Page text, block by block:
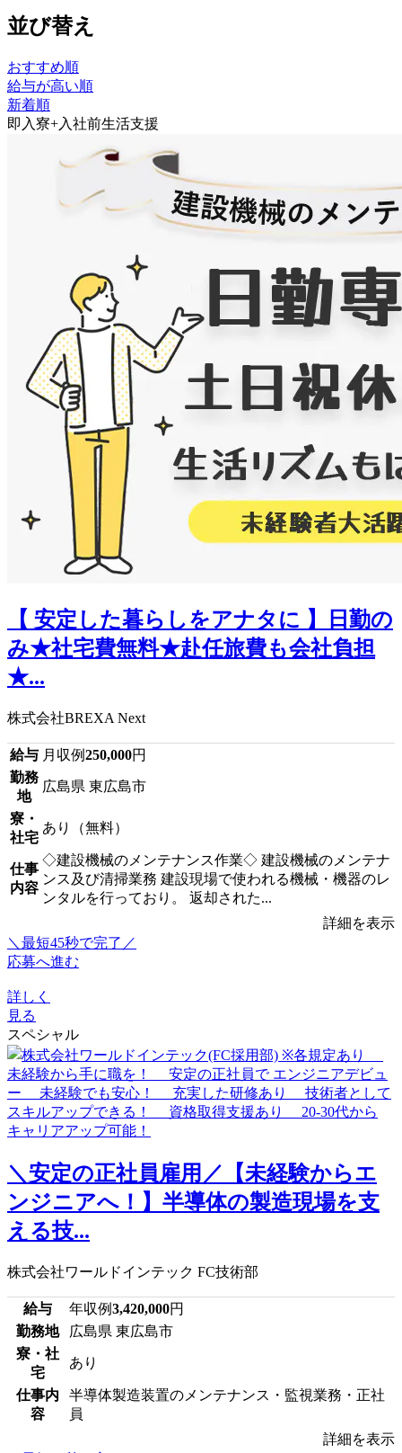
並び替え
おすすめ順
給与が高い順
新着順
即入寮+入社前生活支援
【 安定した暮らしをアナタに 】日勤の
み★社宅費無料★赴任旅費も会社負担
★...
株式会社BREXA Next
給与 月収例250,000円
勤務
地
広島県 東広島市
寮・
社宅
あり（無料）
仕事
内容
◇建設機械のメンテナンス作業◇ 建設機械のメンテナ
ンス及び清掃業務 建設現場で使われる機械・機器のレ
ンタルを行っており。 返却された...
詳細を表示
＼最短45秒で完了／
応募へ進む
詳しく
見る
スペシャル
＼安定の正社員雇用／【未経験からエ
ンジニアへ！】半導体の製造現場を支
える技...
株式会社ワールドインテック FC技術部
給与 年収例3,420,000円
勤務地
広島県 東広島市
寮・社
宅
あり
仕事内
容
半導体製造装置のメンテナンス・監視業務・正社
員
詳細を表示